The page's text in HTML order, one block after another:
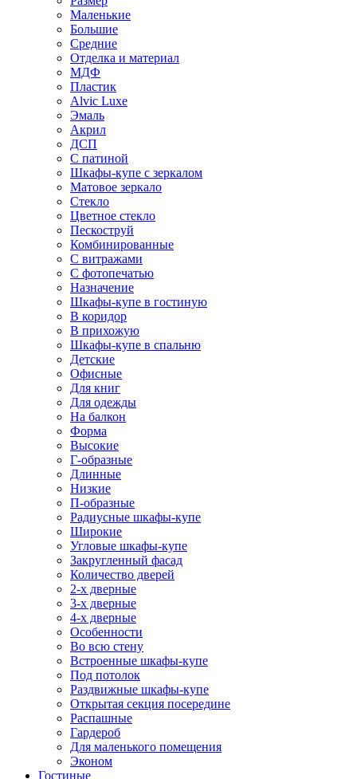
Маленькие
Большие
Средние
Отделка и материал
МДФ
Пластик
Alvic Luxe
Эмаль
Акрил
ДСП
С патиной
Шкафы-купе с зеркалом
Матовое зеркало
Стекло
Цветное стекло
Пескоструй
Комбинированные
С витражами
С фотопечатью
Назначение
Шкафы-купе в гостиную
В коридор
В прихожую
Шкафы-купе в спальню
Детские
Офисные
Для книг
Для одежды
На балкон
Форма
Высокие
Г-образные
Длинные
Низкие
П-образные
Радиусные шкафы-купе
Широкие
Угловые шкафы-купе
Закругленный фасад
Количество дверей
2-х дверные
3-х дверные
4-х дверные
Особенности
Во всю стену
Встроенные шкафы-купе
Под потолок
Раздвижные шкафы-купе
Открытая секция посередине
Распашные
Гардероб
Для маленького помещения
Эконом
Гостиные